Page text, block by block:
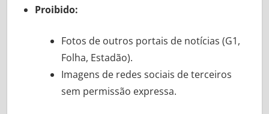
Proibido:
Fotos de outros portais de notícias (G1,
Folha, Estadão).
Imagens de redes sociais de terceiros
sem permissão expressa.